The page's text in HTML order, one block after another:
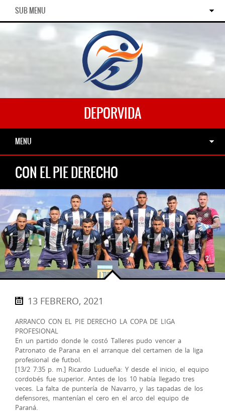
SUB MENU
DEPORVIDA
MENU
CON EL PIE DERECHO
13 FEBRERO, 2021
ARRANCO CON EL PIE DERECHO LA COPA DE LIGA
PROFESIONAL
En un partido donde le costó Talleres pudo vencer a
Patronato de Parana en el arranque del certamen de la liga
profesional de futbol.
[13/2 7:35 p. m.] Ricardo Ludueña: Y desde el inicio, el equipo
cordobés fue superior. Antes de los 10 había llegado tres
veces. La falta de puntería de Navarro, y las tapadas de los
defensores, mantenían el cero en el arco del equipo de
Paraná.